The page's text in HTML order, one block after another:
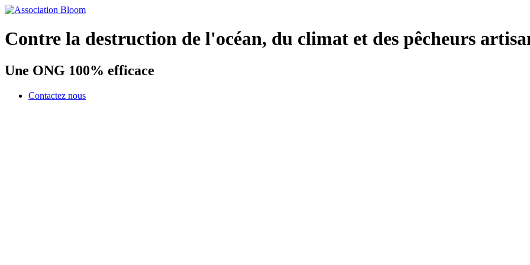
Contre la destruction de l'océan, du climat et des pêcheurs
Une ONG 100% efficace
Contactez nous